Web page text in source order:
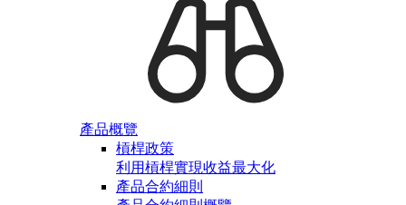
產品概覽
槓桿政策
利用槓桿實現收益最大化
產品合約細則